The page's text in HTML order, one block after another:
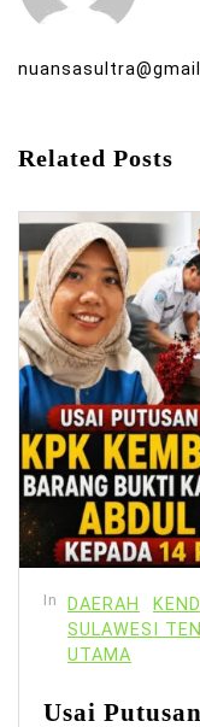
Related Posts
In DAERAH
SULAWESI
UTAMA
Usai